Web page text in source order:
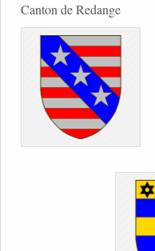
Canton de Redange